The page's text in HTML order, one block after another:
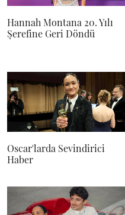
Hannah Montana 20. Yılı
Şerefine Geri Döndü
Oscar'larda Sevindirici
Haber